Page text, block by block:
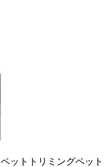
ペットトリミングペット